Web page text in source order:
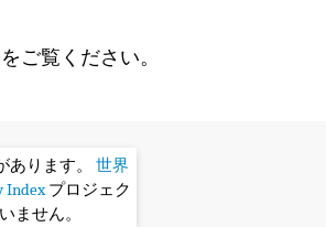
をご覧ください。
ります。 世界
Indexプロジェク
ません。